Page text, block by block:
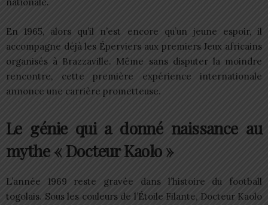
En 1965, alors qu’il n’est encore qu’un jeune espoir, il
accompagne déjà les Éperviers aux premiers Jeux africains
organisés à Brazzaville. Même sans disputer la moindre
rencontre, cette première expérience internationale
annonce une carrière prometteuse.
Le génie qui a donné naissance au
mythe « Docteur Kaolo »
L’année 1969 reste gravée dans l’histoire du football
togolais. Sous les couleurs de l’Étoile Filante, Docteur Kaolo